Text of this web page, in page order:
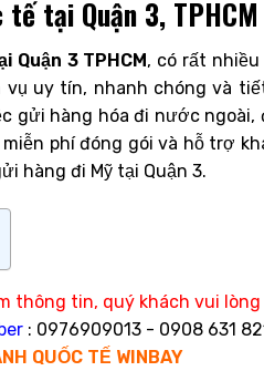
tại Quận 3, TPHCM
Quận 3 TPHCM, có rất
uy tín, nhanh chóng và
gửi hàng hóa đi nước
phí đóng gói và hỗ trợ
hàng đi Mỹ tại Quận 3.
tin, quý khách vui lòng
: 0976909013 - 0908 631
QUỐC TẾ WINBAY